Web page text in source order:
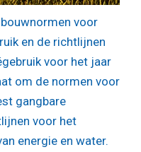
voor
en de richtlijnen
voor het jaar
om de normen voor
gangbare
voor het
energie en water.